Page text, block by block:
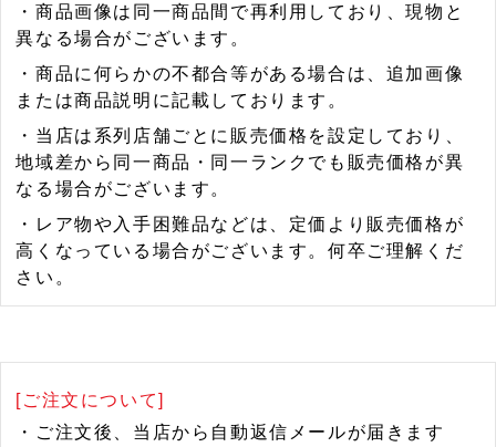
・商品画像は同一商品間で再利用しており、現物と
異なる場合がございます。
・商品に何らかの不都合等がある場合は、追加画像
または商品説明に記載しております。
・当店は系列店舗ごとに販売価格を設定しており、
地域差から同一商品・同一ランクでも販売価格が異
なる場合がございます。
・レア物や入手困難品などは、定価より販売価格が
高くなっている場合がございます。何卒ご理解くだ
さい。
[ご注文について]
・ご注文後、当店から自動返信メールが届きます